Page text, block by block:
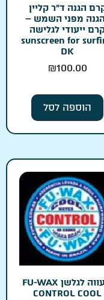
הגנה ד״ר קליין
מפני השמש –
ייעודי לגלישה
sunscreen for
DK
₪100.00
הוספה לסל
שעווה לגלשן FU-WAX
CONTROL COOL